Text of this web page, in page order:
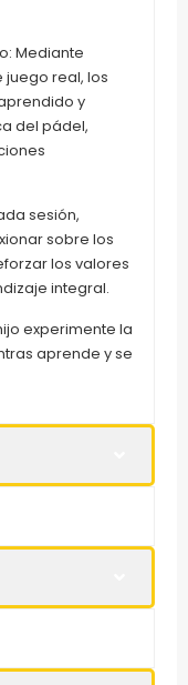
Mediante
juego real, los
y
del pádel,
sesión,
sobre los
los valores
integral.
experimente la
aprende y se